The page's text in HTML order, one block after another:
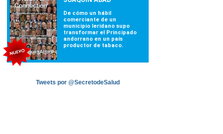
Tweets por @SecretodeSalud